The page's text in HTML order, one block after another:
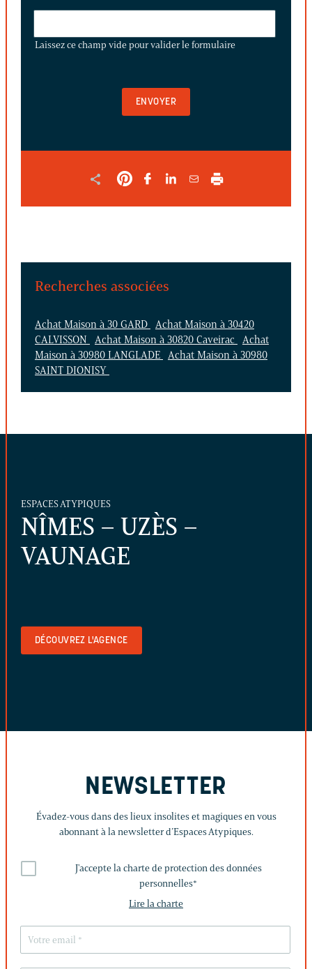
CHAMP
Laissez ce champ vide pour valider le formulaire
Recherches associées
Achat Maison à 30 GARD
Achat Maison à 30420
CALVISSON
Achat Maison à 30820 Caveirac
Achat
Maison à 30980 LANGLADE
Achat Maison à 30980
SAINT DIONISY
ESPACES ATYPIQUES
NÎMES – UZÈS –
VAUNAGE
DÉCOUVREZ L'AGENCE
NEWSLETTER
Évadez-vous dans des lieux insolites et magiques en vous
abonnant à la newsletter d’Espaces Atypiques.
J'accepte la charte de protection des données
personnelles*
Lire la charte